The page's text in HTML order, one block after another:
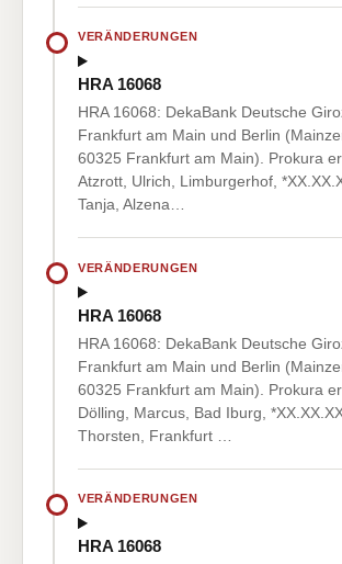
VERÄNDERUNGEN
HRA 16068
HRA 16068: DekaBank Deutsche
Frankfurt am Main und Berlin
60325 Frankfurt am Main). Prokura
Atzrott, Ulrich, Limburgerhof,
Tanja, Alzena…
VERÄNDERUNGEN
HRA 16068
HRA 16068: DekaBank Deutsche
Frankfurt am Main und Berlin
60325 Frankfurt am Main). Prokura
Dölling, Marcus, Bad Iburg,
Thorsten, Frankfurt …
VERÄNDERUNGEN
HRA 16068